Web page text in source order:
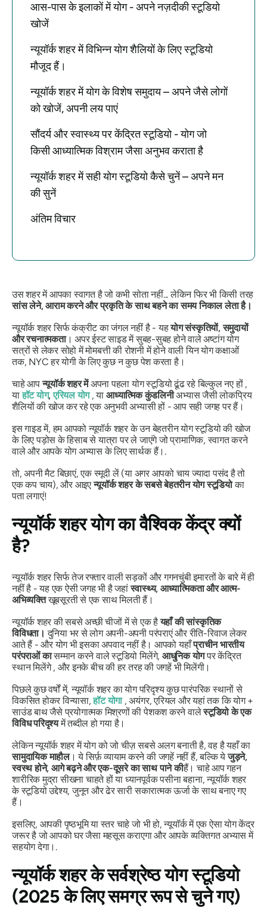
आस-पास के इलाकों में योग - अपने नज़दीकी स्टूडियो
खोजें
न्यूयॉर्क शहर में विभिन्न योग शैलियों के लिए स्टूडियो
मौजूद हैं।
न्यूयॉर्क शहर में योग के विशेष समुदाय – अपने जैसे लोगों
को खोजें, अपनी लय पाएं
सौंदर्य और स्वास्थ्य पर केंद्रित स्टूडियो - योग जो
किसी आध्यात्मिक विश्राम जैसा अनुभव कराता है
न्यूयॉर्क शहर में सही योग स्टूडियो कैसे चुनें – अपने मन
की सुनें
अंतिम विचार
उस शहर में आपका स्वागत है जो कभी सोता नहीं... लेकिन फिर भी किसी तरह
सांस लेने, आराम करने और प्रकृति के साथ बहने का समय निकाल लेता है।
न्यूयॉर्क शहर सिर्फ कंक्रीट का जंगल नहीं है - यहयोग संस्कृतियों, समुदायों
और रचनात्मकता। अपर ईस्ट साइड में सुबह-सुबह होने वाले अष्टांग योग
सत्रों से लेकर सोहो में मोमबत्ती की रोशनी में होने वाली यिन योग कक्षाओं
तक, NYC हर योगी के लिए कुछ न कुछ पेश करता है।
चाहे आपन्यूयॉर्क शहर मेंअपना पहला योग स्टूडियो ढूंढ रहे बिल्कुल नए हों ,
याहॉट योग,एरियल योग, याआध्यात्मिक कुंडलिनीअभ्यास जैसी लोकप्रिय
शैलियों की खोज कर रहे एक अनुभवी अभ्यासी हों - आप सही जगह पर हैं।
इस गाइड में, हम आपको न्यूयॉर्क शहर के उन बेहतरीन योग स्टूडियो की खोज
के लिए पड़ोस के हिसाब से यात्रा पर ले जाएंगे जो प्रामाणिक, स्वागत करने
वाले और आपके योग अभ्यास के लिए सार्थक हैं।.
तो, अपनी मैट बिछाएं, एक स्मूदी लें (या अगर आपको चाय ज्यादा पसंद है तो
एक कप चाय), और आइएन्यूयॉर्क शहर के सबसे बेहतरीन योग स्टूडियोका
पता लगाएं!
न्यूयॉर्क शहर योग का वैश्विक केंद्र क्यों
है?
न्यूयॉर्क शहर सिर्फ तेज रफ्तार वाली सड़कों और गगनचुंबी इमारतों के बारे में ही
नहीं है - यह एक ऐसी जगह भी है जहांस्वास्थ्य, आध्यात्मिकता और आत्म-
अभिव्यक्तिखूबसूरती से एक साथ मिलती हैं।
न्यूयॉर्क शहर की सबसे अच्छी चीजों में से एक हैयहाँ की सांस्कृतिक
विविधता। दुनिया भर से लोग अपनी-अपनी परंपराएं और रीति-रिवाज लेकर
आते हैं - और योग भी इसका अपवाद नहीं है। आपको यहाँप्राचीन भारतीय
परंपराओं कासम्मान करने वाले स्टूडियो मिलेंगे, आधुनिक योगपर केंद्रित
स्थान मिलेंगे , और इनके बीच की हर तरह की जगहें भी मिलेंगी।
पिछले कुछ वर्षों में, न्यूयॉर्क शहर का योग परिदृश्य कुछ पारंपरिक स्थानों से
विकसित होकर विन्यासा,हॉट योगा, अयंगर, एरियल और यहां तक ​​कि योग +
साउंड बाथ जैसे प्रयोगात्मक मिश्रणों की पेशकश करने वालेस्टूडियो के एक
विविध परिदृश्यमें तब्दील हो गया है।
लेकिन न्यूयॉर्क शहर में योग को जो चीज़ सबसे अलग बनाती है, वह है यहाँ का
सामुदायिक माहौल। ये सिर्फ़ व्यायाम करने की जगहें नहीं हैं, बल्कि येजुड़ने,
स्वस्थ होने, आगे बढ़ने और एक-दूसरे का साथ पाने कीहैं। चाहे आप गहन
शारीरिक मुद्रा सीखना चाहते हों या ध्यानपूर्वक पसीना बहाना, न्यूयॉर्क शहर
के स्टूडियो उद्देश्य, जुनून और ढेर सारी सकारात्मक ऊर्जा के साथ बनाए गए
हैं।
इसलिए, आपकी पृष्ठभूमि या स्तर चाहे जो भी हो, न्यूयॉर्क में एक ऐसा योग केंद्र
जरूर है जो आपको घर जैसा महसूस कराएगा और आपके व्यक्तिगत अभ्यास में
सहयोग देगा।.
न्यूयॉर्क शहर के सर्वश्रेष्ठ योग स्टूडियो
(2025 के लिए समग्र रूप से चुने गए)